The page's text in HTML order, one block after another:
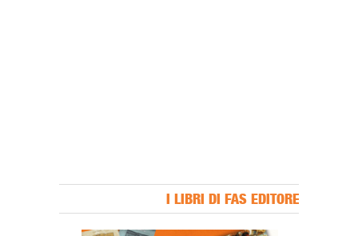
I LIBRI DI FAS EDITORE